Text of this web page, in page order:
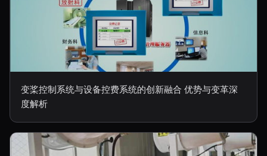
变桨控制系统与设备控费系统的创新融合 优势与变革深
度解析